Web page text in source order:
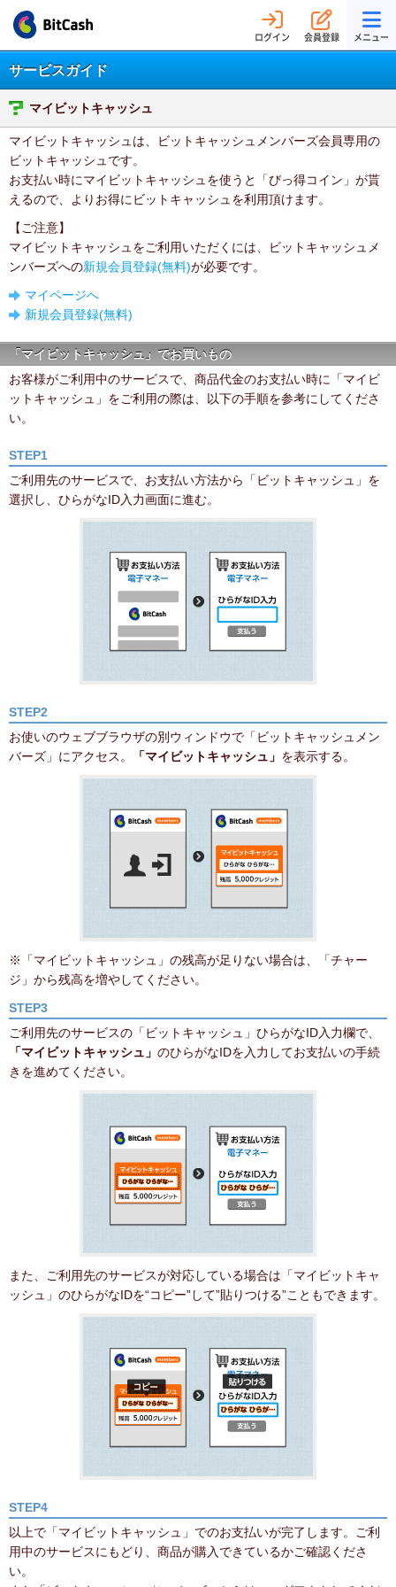
ログイン 会員登録 メニュー
サービスガイド
マイビットキャッシュ
マイビットキャッシュは、ビットキャッシュメンバーズ会員専用の
ビットキャッシュです。
お支払い時にマイビットキャッシュを使うと「びっ得コイン」が貰
えるので、よりお得にビットキャッシュを利用頂けます。
【ご注意】
マイビットキャッシュをご利用いただくには、ビットキャッシュメ
ンバーズへの新規会員登録(無料)が必要です。
マイページへ
新規会員登録(無料)
「マイビットキャッシュ」でお買いもの
お客様がご利用中のサービスで、商品代金のお支払い時に「マイビ
ットキャッシュ」をご利用の際は、以下の手順を参考にしてくださ
い。
STEP1
ご利用先のサービスで、お支払い方法から「ビットキャッシュ」を
選択し、ひらがなID入力画面に進む。
STEP2
お使いのウェブブラウザの別ウィンドウで「ビットキャッシュメン
バーズ」にアクセス。
「マイビットキャッシュ」 を表示する。
※「マイビットキャッシュ」の残高が足りない場合は、「チャー
ジ」から残高を増やしてください。
STEP3
ご利用先のサービスの「ビットキャッシュ」ひらがなID入力欄で、
「マイビットキャッシュ」 のひらがなIDを入力してお支払いの手続
きを進めてください。
また、ご利用先のサービスが対応している場合は「マイビットキャ
ッシュ」のひらがなIDを“コピー”して”貼りつける”こともできます。
STEP4
以上で「マイビットキャッシュ」でのお支払いが完了します。ご利
用中のサービスにもどり、商品が購入できているかご確認くださ
い。